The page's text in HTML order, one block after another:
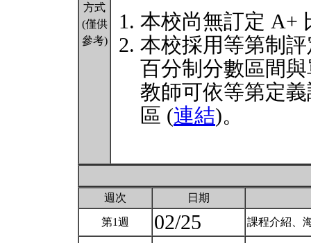
方式
(僅供
參考)
本校尚無訂定 A+
本校採用等第制
百分制分數區間
教師可依等第定
區 (連結)。
週次 日期
第1週 02/25 課程介紹、